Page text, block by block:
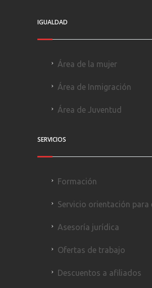
IGUALDAD
Área de la mujer
Área de Inmigración
Área de Juventud
SERVICIOS
Formación
Servicio orientación para
Asesoría jurídica
Ofertas de trabajo
Descuentos a afiliados